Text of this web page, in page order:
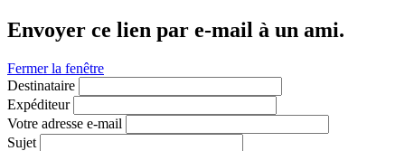
Envoyer ce lien par e-mail à un ami.
Fermer la fenêtre
Destinataire
Expéditeur
Votre adresse e-mail
Sujet